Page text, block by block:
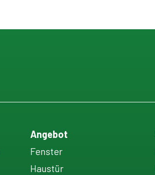
Angebot
Fenster
Haustür